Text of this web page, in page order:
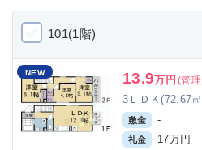
101(1階)
NEW 13.9万円 (管
3ＬＤＫ(72.67
敷金 -
礼金 17万円